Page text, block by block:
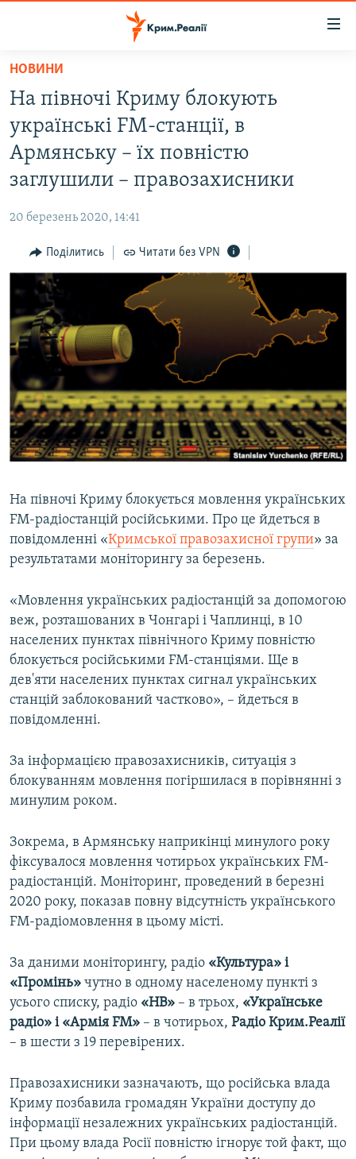
Перейти
основного
матеріалу
Перейти
до
основної
Перейти
пошуку
ВІДЕО ТА ФОТО
ПОГЛЯД
ІНТЕРВ'Ю
ВСЕ ЗА ДЕНЬ
СПЕЦПРОЕКТИ
ДЕПОРТАЦІЯ
ВІДЕОУРОКИ «ELIFBE»
СВІДЧЕННЯ ОКУПАЦІЇ
УКРАЇНСЬКА ПРОБЛЕМА КРИМУ
ІНФОГРАФІКА
ЯК ОБІЙТИ БЛОКУВАННЯ
Русский
Qırımtatar
ДОЛУЧАЙСЯ!
Усі сайти RFE/RL
НОВИНИ
На півночі Криму блокують
українські FM-станції, в
Армянську – їх повністю
заглушили – правозахисники
20 березень 2020, 14:41
Поділитись Читати без VPN
На півночі Криму блокується мовлення українських
FM-радіостанцій російськими. Про це йдеться в
повідомленні «Кримської правозахисної групи» за
результатами моніторингу за березень.
«Мовлення українських радіостанцій за допомогою
веж, розташованих в Чонгарі і Чаплинці, в 10
населених пунктах північного Криму повністю
блокується російськими FМ-станціями. Ще в
дев'яти населених пунктах сигнал українських
станцій заблокований частково», – йдеться в
повідомленні.
За інформацією правозахисників, ситуація з
блокуванням мовлення погіршилася в порівнянні з
минулим роком.
Зокрема, в Армянську наприкінці минулого року
фіксувалося мовлення чотирьох українських FM-
радіостанцій. Моніторинг, проведений в березні
2020 року, показав повну відсутність українського
FM-радіомовлення в цьому місті.
За даними моніторингу, радіо «Культура» і
«Промінь» чутно в одному населеному пункті з
усього списку, радіо «НВ» – в трьох, «Українське
радіо» і «Армія FM» – в чотирьох, Радіо Крим.Реалії
– в шести з 19 перевірених.
Правозахисники зазначають, що російська влада
Криму позбавила громадян України доступу до
інформації незалежних українських радіостанцій.
При цьому влада Росії повністю ігнорує той факт, що